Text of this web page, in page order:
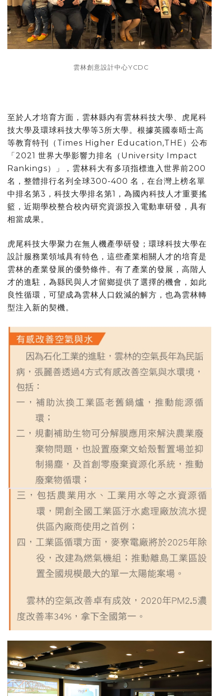
雲林創意設計中心YCDC
至於人才培育方面，雲林縣內有雲林科技大學、虎尾科
技大學及環球科技大學等3所大學。根據英國泰晤士高
等教育特刊（Times Higher Education,THE）公布
「2021 世界大學影響力排名（University Impact
Rankings）」，雲林科大有多項指標進入世界前200
名，整體排行名列全球300-400 名，在台灣上榜名單
中排名第3，科技大學排名第1，為國內科技人才重要搖
籃，近期學校整合校內研究資源投入電動車研發，具有
相當成果。
虎尾科技大學聚力在無人機產學研發；環球科技大學在
設計服務業領域具有特色，這些產業相關人才的培育是
雲林的產業發展的優勢條件。有了產業的發展，高階人
才的進駐，為縣民與人才留鄉提供了選擇的機會，如此
良性循環，可望成為雲林人口銳減的解方，也為雲林轉
型注入新的契機。